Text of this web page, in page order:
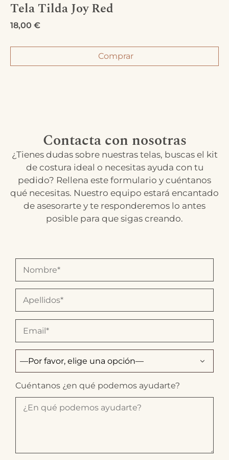
Tela Tilda Joy Red
18,00 €
Comprar
Contacta con nosotras
¿Tienes dudas sobre nuestras telas, buscas el kit
de costura ideal o necesitas ayuda con tu
pedido? Rellena este formulario y cuéntanos
qué necesitas. Nuestro equipo estará encantado
de asesorarte y te responderemos lo antes
posible para que sigas creando.
Cuéntanos ¿en qué podemos ayudarte?